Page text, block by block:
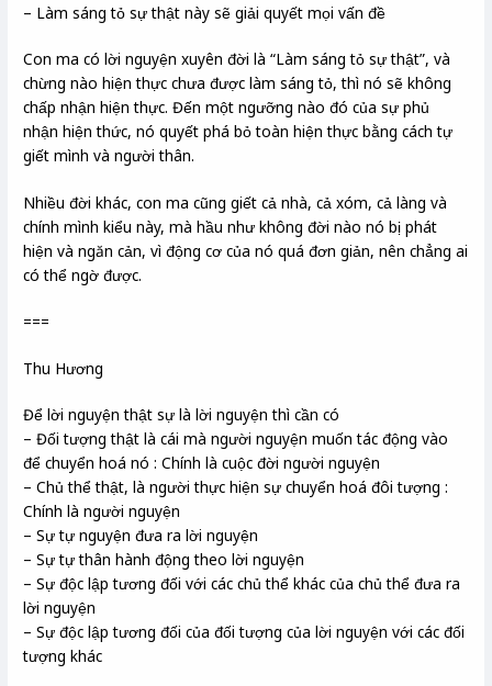
– Làm sáng tỏ sự thật này sẽ giải quyết mọi vấn đề
Con ma có lời nguyện xuyên đời là “Làm sáng tỏ sự thật”, và
chừng nào hiện thực chưa được làm sáng tỏ, thì nó sẽ không
chấp nhận hiện thực. Đến một ngưỡng nào đó của sự phủ
nhận hiện thức, nó quyết phá bỏ toàn hiện thực bằng cách tự
giết mình và người thân.
Nhiều đời khác, con ma cũng giết cả nhà, cả xóm, cả làng và
chính mình kiểu này, mà hầu như không đời nào nó bị phát
hiện và ngăn cản, vì động cơ của nó quá đơn giản, nên chẳng ai
có thể ngờ được.
===
Thu Hương
Để lời nguyện thật sự là lời nguyện thì cần có
– Đối tượng thật là cái mà người nguyện muốn tác động vào
để chuyển hoá nó : Chính là cuộc đời người nguyện
– Chủ thể thật, là người thực hiện sự chuyển hoá đôi tượng :
Chính là người nguyện
– Sự tự nguyện đưa ra lời nguyện
– Sự tự thân hành động theo lời nguyện
– Sự độc lập tương đối với các chủ thể khác của chủ thể đưa ra
lời nguyện
– Sự độc lập tương đối của đối tượng của lời nguyện với các đối
tượng khác